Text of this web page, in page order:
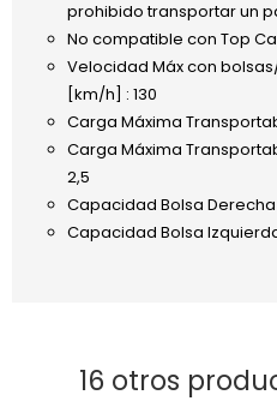
prohibido transportar un
No compatible con Top
Velocidad Máx con
[km/h] : 130
Carga Máxima
Carga Máxima
2,5
Capacidad Bolsa Derecha
Capacidad Bolsa
16 otros